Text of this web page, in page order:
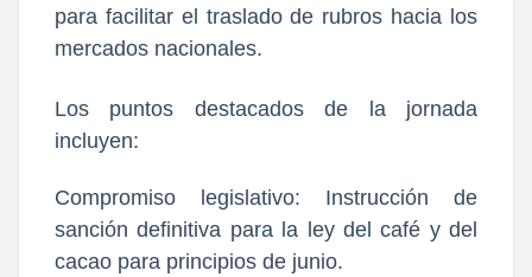
para facilitar el traslado de rubros hacia los
mercados nacionales.
Los puntos destacados de la jornada
incluyen:
Compromiso legislativo: Instrucción de
sanción definitiva para la ley del café y del
cacao para principios de junio.